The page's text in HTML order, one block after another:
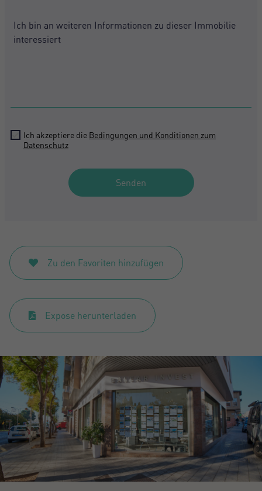
Ich akzeptiere die Bedingungen und Konditionen zum
Datenschutz
Senden
Zu den Favoriten hinzufügen
Expose herunterladen